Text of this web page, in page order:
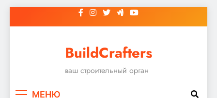
к
BuildCrafters
ваш строительный орган
МЕНЮ